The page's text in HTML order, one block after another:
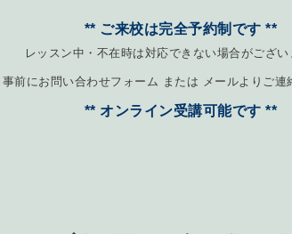
** ご来校は完全予約制です **
レッスン中・不在時は対応できない場合がござい
事前にお問い合わせフォーム または メールよりご連
** オンライン受講可能です **